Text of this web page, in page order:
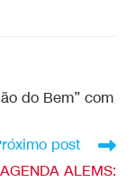
do Bem” com
post
AGENDA ALEMS: